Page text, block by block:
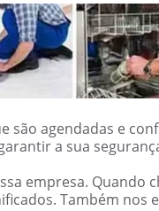
são agendadas e
a sua
empresa. Quando
Também nos